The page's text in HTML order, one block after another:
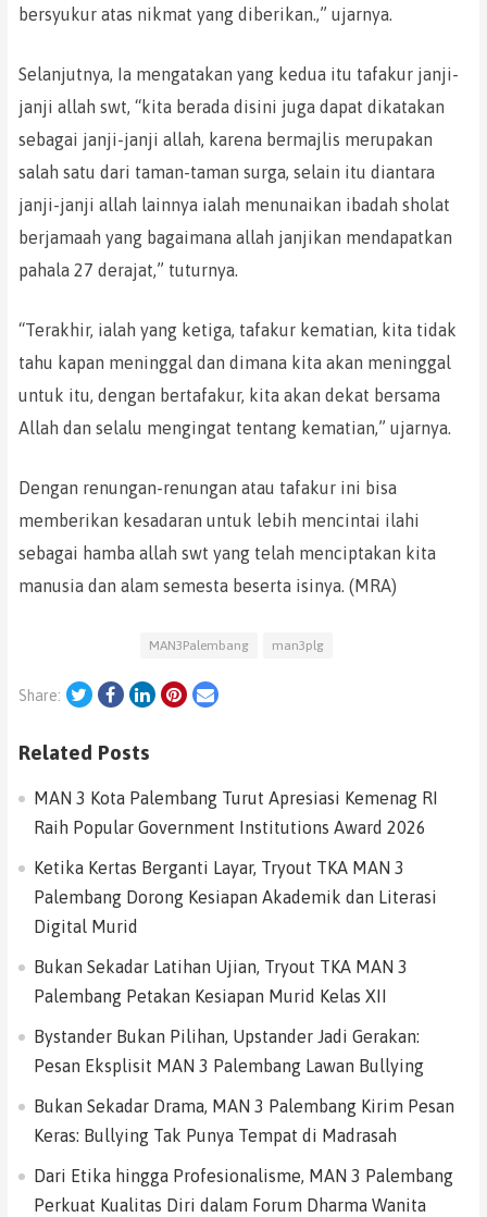
bersyukur atas nikmat yang diberikan.,” ujarnya.
Selanjutnya, Ia mengatakan yang kedua itu tafakur janji-
janji allah swt, “kita berada disini juga dapat dikatakan
sebagai janji-janji allah, karena bermajlis merupakan
salah satu dari taman-taman surga, selain itu diantara
janji-janji allah lainnya ialah menunaikan ibadah sholat
berjamaah yang bagaimana allah janjikan mendapatkan
pahala 27 derajat,” tuturnya.
“Terakhir, ialah yang ketiga, tafakur kematian, kita tidak
tahu kapan meninggal dan dimana kita akan meninggal
untuk itu, dengan bertafakur, kita akan dekat bersama
Allah dan selalu mengingat tentang kematian,” ujarnya.
Dengan renungan-renungan atau tafakur ini bisa
memberikan kesadaran untuk lebih mencintai ilahi
sebagai hamba allah swt yang telah menciptakan kita
manusia dan alam semesta beserta isinya. (MRA)
MAN3Palembang man3plg
Share: TwitterFacebook
LinkedIn
Pinterest
Email
Related Posts
MAN 3 Kota Palembang Turut Apresiasi Kemenag RI
Raih Popular Government Institutions Award 2026
Ketika Kertas Berganti Layar, Tryout TKA MAN 3
Palembang Dorong Kesiapan Akademik dan Literasi
Digital Murid
Bukan Sekadar Latihan Ujian, Tryout TKA MAN 3
Palembang Petakan Kesiapan Murid Kelas XII
Bystander Bukan Pilihan, Upstander Jadi Gerakan:
Pesan Eksplisit MAN 3 Palembang Lawan Bullying
Bukan Sekadar Drama, MAN 3 Palembang Kirim Pesan
Keras: Bullying Tak Punya Tempat di Madrasah
Dari Etika hingga Profesionalisme, MAN 3 Palembang
Perkuat Kualitas Diri dalam Forum Dharma Wanita